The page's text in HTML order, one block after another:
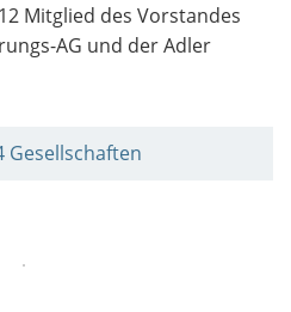
Mitglied des Vorstandes
AG und der Adler
Gesellschaften